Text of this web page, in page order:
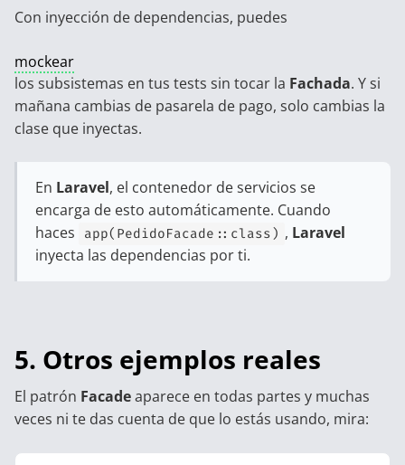
Con inyección de dependencias, puedes
mockear
los subsistemas en tus tests sin tocar la Fachada. Y si
mañana cambias de pasarela de pago, solo cambias la
clase que inyectas.
En Laravel, el contenedor de servicios se
encarga de esto automáticamente. Cuando
haces
app(PedidoFacade::class) , Laravel
inyecta las dependencias por ti.
5. Otros ejemplos reales
El patrón Facadeaparece en todas partes y muchas
veces ni te das cuenta de que lo estás usando, mira: